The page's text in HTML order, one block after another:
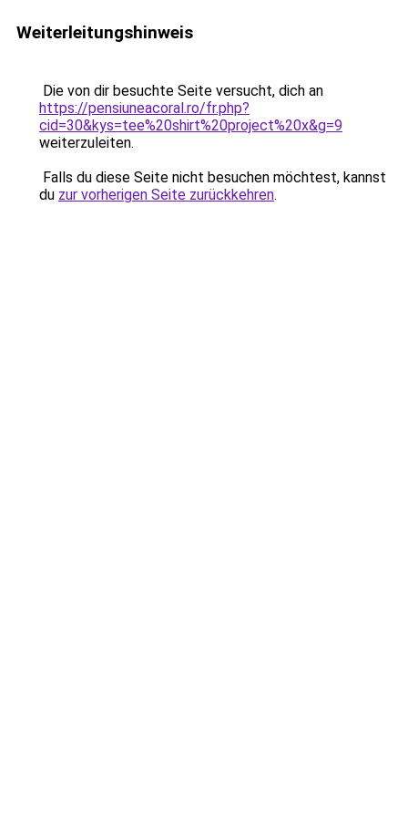
Weiterleitungshinweis
Die von dir besuchte Seite versucht, dich an
https://pensiuneacoral.ro/fr.php?
cid=30&kys=tee%20shirt%20project%20x&g=9
weiterzuleiten.
Falls du diese Seite nicht besuchen möchtest, kannst
du zur vorherigen Seite zurückkehren.